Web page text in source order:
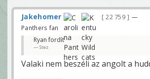
Jakehomer 22 759
—
Panthers fan
Ryan fordít
Stez
Valaki nem beszéli az angolt a